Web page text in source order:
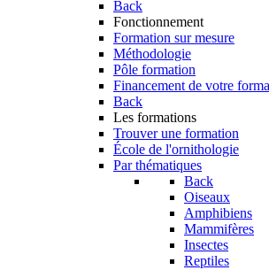
Back
Fonctionnement
Formation sur mesure
Méthodologie
Pôle formation
Financement de votre
Back
Les formations
Trouver une formation
École de l'ornithologie
Par thématiques
Back
Oiseaux
Amphibiens
Mammifères
Insectes
Reptiles